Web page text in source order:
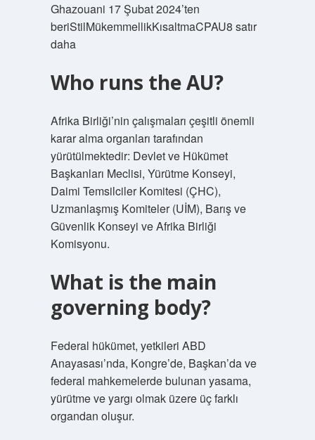
Ghazouani 17 Şubat 2024’ten
beriStilMükemmellikKısaltmaCPAU8 satır
daha
Who runs the AU?
Afrika Birliği’nin çalışmaları çeşitli önemli
karar alma organları tarafından
yürütülmektedir: Devlet ve Hükümet
Başkanları Meclisi, Yürütme Konseyi,
Daimi Temsilciler Komitesi (ÇHC),
Uzmanlaşmış Komiteler (UİM), Barış ve
Güvenlik Konseyi ve Afrika Birliği
Komisyonu.
What is the main
governing body?
Federal hükümet, yetkileri ABD
Anayasası’nda, Kongre’de, Başkan’da ve
federal mahkemelerde bulunan yasama,
yürütme ve yargı olmak üzere üç farklı
organdan oluşur.